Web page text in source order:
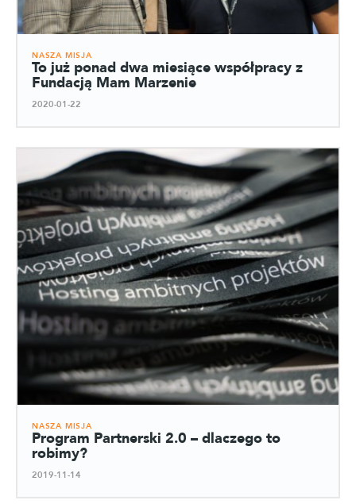
NASZA MISJA
To już ponad dwa miesiące współpracy z
Fundacją Mam Marzenie
2020-01-22
NASZA MISJA
Program Partnerski 2.0 – dlaczego to
robimy?
2019-11-14